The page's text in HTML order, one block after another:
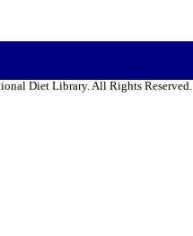
Diet Library. All Rights Reserved.